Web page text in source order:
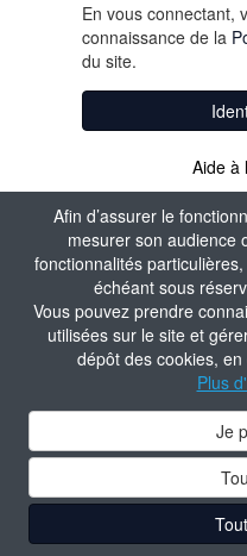
Afin d’assurer le
mesurer son audience
fonctionnalités
échéant sous
Vous pouvez prendre
utilisées sur le site et
dépôt des cookies,
Plus
Je
En vous connectant,
connaissance de la
du site.
Aide à